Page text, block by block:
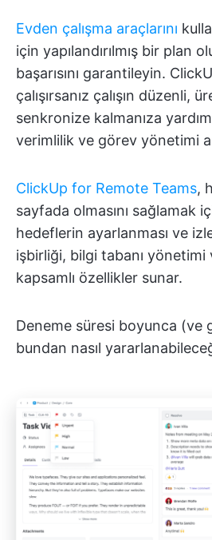
Evden çalışma araçlarını
için yapılandırılmış bir plan
başarısını garantileyin.
çalışırsanız çalışın düzenli,
senkronize kalmanıza
verimlilik ve görev yönetimi
ClickUp for Remote Teams,
sayfada olmasını sağlamak
hedeflerin ayarlanması ve
işbirliği, bilgi tabanı yönetimi
kapsamlı özellikler sunar.
Deneme süresi boyunca (ve
bundan nasıl